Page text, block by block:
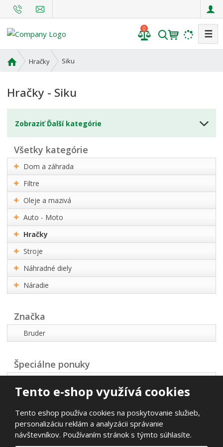
Tento e-shop využívá cookies
Tento eshop používa cookies na poskytovanie služieb,
personalizáciu reklám a analyzácii správanie
návštevníkov. Používaním stránok s týmto súhlasíte.
V
a
0 ☰
v
d
s
t
r
a
n
a
Hračky Siku
Hračky - Siku
Zobraziť Ďalší kategórie
všetky kategórie
Dom a záhrada
Filtre
Oleje a mazivá
Auto - Moto
Hračky
Stroje
Náhradné diely
Náradie
Značka
Bruder
Špeciálne ponuky
Najpredávanejšie
Novinky